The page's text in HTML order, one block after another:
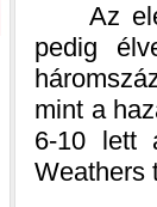
Az
pedig
mint a
6-10 lett
Weathers